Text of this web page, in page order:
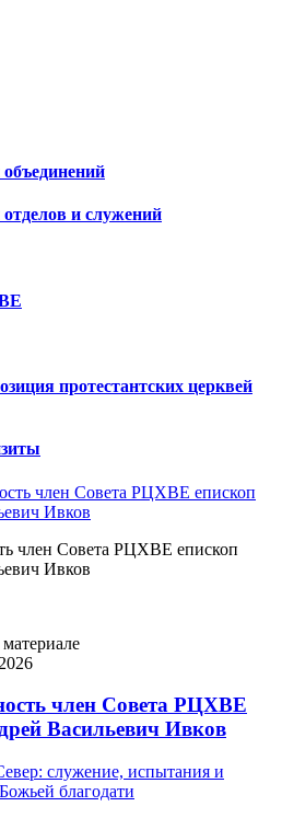
и служений
протестантских церквей
член Совета РЦХВЕ епископ
Ивков
член Совета РЦХВЕ
Васильевич Ивков